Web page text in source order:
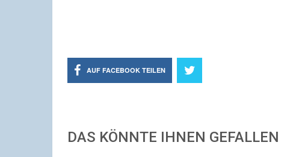
AUF FACEBOOK TEILEN
DAS KÖNNTE IHNEN GEFALLEN